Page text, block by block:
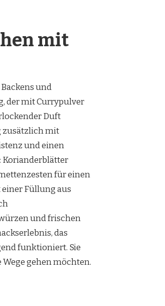
mit
und
der mit Currypulver
Duft
zusätzlich mit
und einen
Korianderblätter
für einen
Füllung aus
und frischen
das
funktioniert. Sie
gehen möchten.